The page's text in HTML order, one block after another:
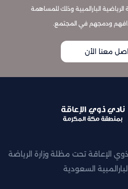
البارالمبية وذلك للمساهمة
ودمجهم في المجتمع.
معنا الأن
الإعاقة تحت مظلة وزارة الرياضة
السعودية